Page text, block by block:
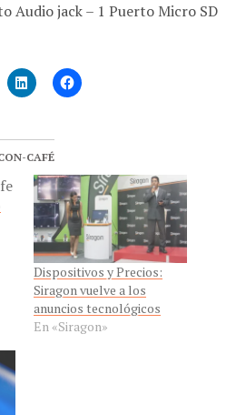
Dispositivos y Precios:
Siragon vuelve a los
anuncios tecnológicos
En «Siragon»